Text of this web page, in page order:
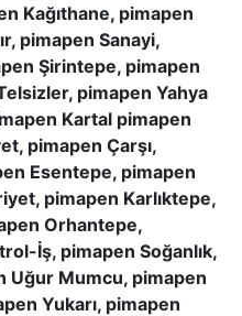
Kağıthane, pimapen
pimapen Sanayi,
Şirintepe, pimapen
pimapen Yahya
Kartal pimapen
pimapen Çarşı,
Esentepe, pimapen
pimapen Karlıktepe,
Orhantepe,
İş, pimapen Soğanlık,
Uğur Mumcu, pimapen
Yukarı, pimapen